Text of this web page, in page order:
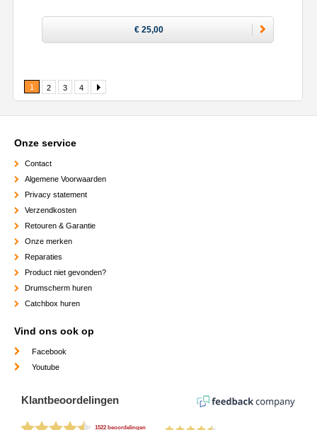
€ 25,00
1 2 3 4
Onze service
Contact
Algemene Voorwaarden
Privacy statement
Verzendkosten
Retouren & Garantie
Onze merken
Reparaties
Product niet gevonden?
Drumscherm huren
Catchbox huren
Vind ons ook op
Facebook
Youtube
Klantbeoordelingen
1522 beoordelingen